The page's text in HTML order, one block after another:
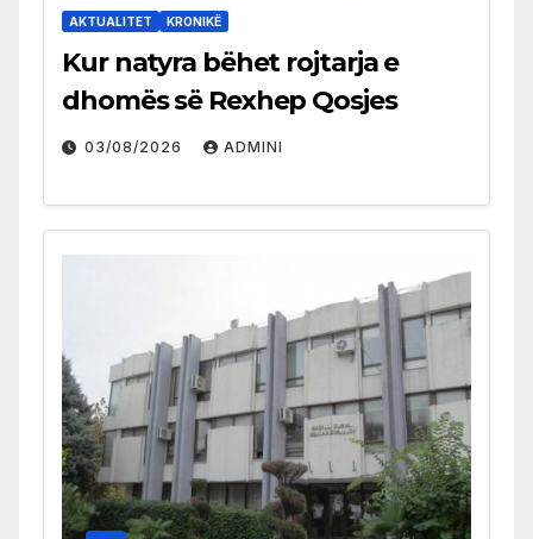
AKTUALITET KRONIKË
Kur natyra bëhet rojtarja e
dhomës së Rexhep Qosjes
03/08/2026 ADMINI